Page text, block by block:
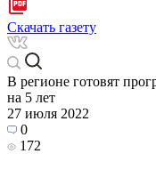
Скачать газету
В регионе готовят
на 5 лет
27 июля 2022
0
172